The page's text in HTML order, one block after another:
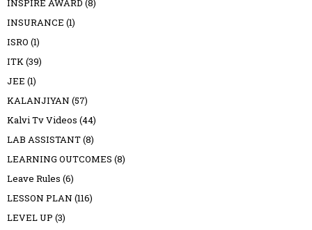
INSPIRE AWARD (8)
INSURANCE (1)
ISRO (1)
ITK(39)
JEE (1)
KALANJIYAN (57)
Kalvi Tv Videos (44)
LAB ASSISTANT(8)
LEARNING OUTCOMES (8)
Leave Rules (6)
LESSON PLAN (116)
LEVEL UP (3)